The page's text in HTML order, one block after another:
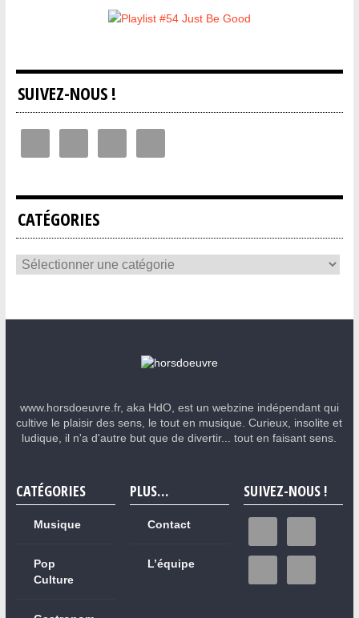
SUIVEZ-NOUS !
CATÉGORIES
www.horsdoeuvre.fr, aka HdO, est un webzine indépendant qui
cultive le plaisir des sens, le tout en musique. Curieux, insolite et
ludique, il n'a d'autre but que de divertir... tout en faisant sens.
CATÉGORIES
Musique
Pop
Culture
PLUS…
Contact
L’équipe
SUIVEZ-NOUS !